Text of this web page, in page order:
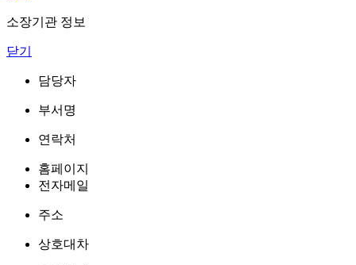
소장기관 정보
닫기
담당자
부서명
연락처
홈페이지
전자메일
주소
상호대차